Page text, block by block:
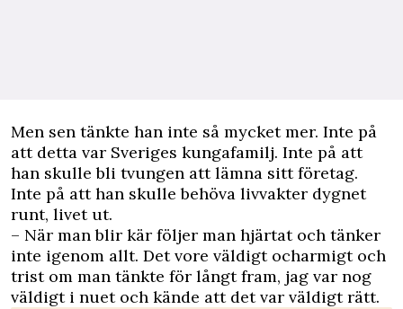
Men sen tänkte han inte så mycket mer. Inte på
att detta var Sveriges kungafamilj. Inte på att
han skulle bli tvungen att lämna sitt företag.
Inte på att han skulle behöva livvakter dygnet
runt, livet ut.
– När man blir kär följer man hjärtat och tänker
inte igenom allt. Det vore väldigt ocharmigt och
trist om man tänkte för långt fram, jag var nog
väldigt i nuet och kände att det var väldigt rätt.